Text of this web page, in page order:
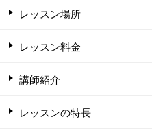
レッスン場所
レッスン料金
講師紹介
レッスンの特長